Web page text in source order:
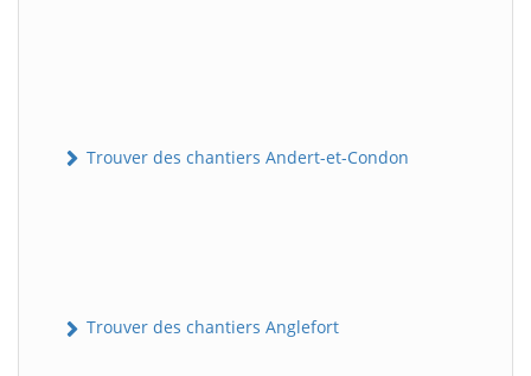
Trouver des chantiers Andert-et-Condon
Trouver des chantiers Anglefort